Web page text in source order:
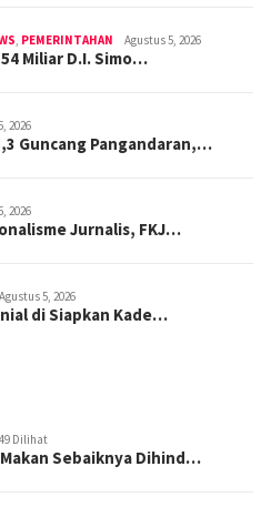
, PEMERINTAHAN Agustus 5, 2026
Miliar D.I. Simo…
2026
Guncang Pangandaran,…
2026
Jurnalis, FKJ…
Agustus 5, 2026
di Siapkan Kade…
Dilihat
Sebaiknya Dihind…